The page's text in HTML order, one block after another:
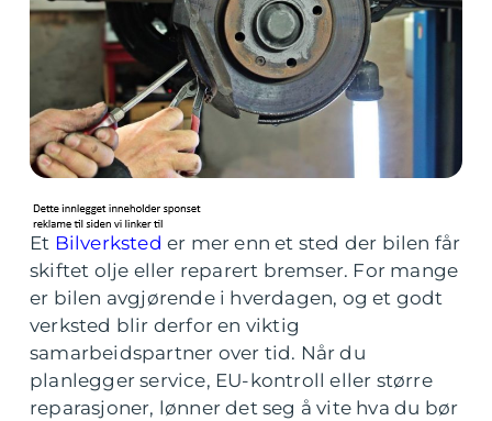
Et Bilverksted er mer enn et sted der bilen får
skiftet olje eller reparert bremser. For mange
er bilen avgjørende i hverdagen, og et godt
verksted blir derfor en viktig
samarbeidspartner over tid. Når du
planlegger service, EU-kontroll eller større
reparasjoner, lønner det seg å vite hva du bør